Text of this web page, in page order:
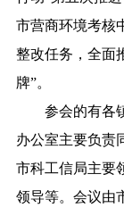
市营商环境考核
整改任务，全面
牌”。
参会的有各镇
办公室主要负责
市科工信局主要
领导等。会议由